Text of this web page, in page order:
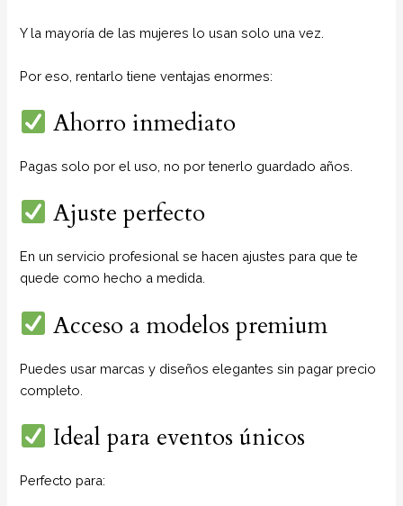
Y la mayoría de las mujeres lo usan solo una vez.
Por eso, rentarlo tiene ventajas enormes:
Ahorro inmediato
Pagas solo por el uso, no por tenerlo guardado años.
Ajuste perfecto
En un servicio profesional se hacen ajustes para que te
quede como hecho a medida.
Acceso a modelos premium
Puedes usar marcas y diseños elegantes sin pagar precio
completo.
Ideal para eventos únicos
Perfecto para: